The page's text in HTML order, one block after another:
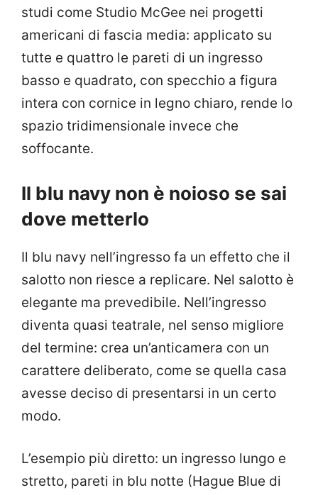
studi come Studio McGee nei progetti
americani di fascia media: applicato su
tutte e quattro le pareti di un ingresso
basso e quadrato, con specchio a figura
intera con cornice in legno chiaro, rende lo
spazio tridimensionale invece che
soffocante.
Il blu navy non è noioso se sai
dove metterlo
Il blu navy nell’ingresso fa un effetto che il
salotto non riesce a replicare. Nel salotto è
elegante ma prevedibile. Nell’ingresso
diventa quasi teatrale, nel senso migliore
del termine: crea un’anticamera con un
carattere deliberato, come se quella casa
avesse deciso di presentarsi in un certo
modo.
L’esempio più diretto: un ingresso lungo e
stretto, pareti in blu notte (Hague Blue di